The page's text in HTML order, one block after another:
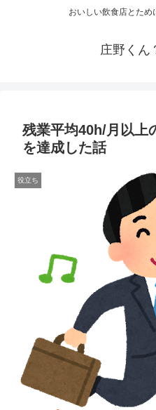
おいしい飲食店とた
庄野くん
残業平均40h/月以上
を達成した話
役立ち